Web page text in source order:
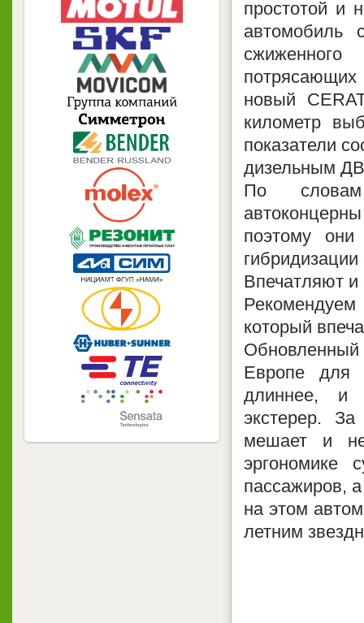
простотой и
потрясающих
новый
километр
показатели
дизельным
По словам
поэтому они
Впечатляют
который
Европе для
длиннее, и
экстерер.
мешает и не
эргономике
пассажиров,
на этом
летним